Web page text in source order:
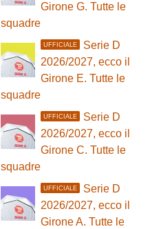
Girone G. Tutte le
squadre
UFFICIALE
Serie D
2026/2027, ecco il
Girone E. Tutte le
squadre
UFFICIALE
Serie D
2026/2027, ecco il
Girone C. Tutte le
squadre
UFFICIALE
Serie D
2026/2027, ecco il
Girone A. Tutte le